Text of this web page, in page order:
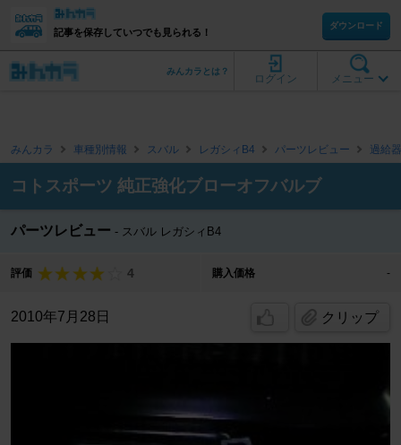
記事を保存していつでも見られる！
ダウンロード
メニュー
ログイン
みんカラとは？
みんカラ 車種別情報 スバル レガシィB4 パーツレビュー 過給
コトスポーツ 純正強化ブローオフバルブ
パーツレビュー スバル レガシィB4
評価 4 購入価格 -
2010年7月28日 クリップ